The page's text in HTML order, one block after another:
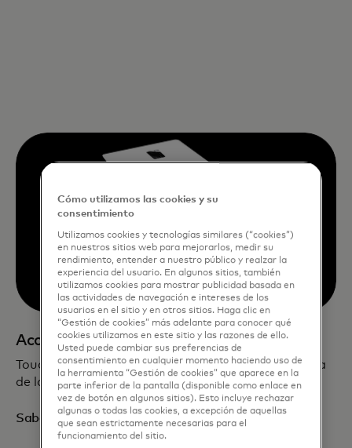
Accesible por diseño
Touch Card mejora la seguridad y la independencia
de las personas ciegas y con baja visión.
Saber más
Cómo utilizamos las cookies y su
consentimiento
Utilizamos cookies y tecnologías similares (“cookies”)
en nuestros sitios web para mejorarlos, medir su
rendimiento, entender a nuestro público y realzar la
experiencia del usuario. En algunos sitios, también
utilizamos cookies para mostrar publicidad basada en
las actividades de navegación e intereses de los
usuarios en el sitio y en otros sitios. Haga clic en
“Gestión de cookies” más adelante para conocer qué
cookies utilizamos en este sitio y las razones de ello.
Usted puede cambiar sus preferencias de
consentimiento en cualquier momento haciendo uso de
la herramienta “Gestión de cookies” que aparece en la
parte inferior de la pantalla (disponible como enlace en
vez de botón en algunos sitios). Esto incluye rechazar
algunas o todas las cookies, a excepción de aquellas
que sean estrictamente necesarias para el
funcionamiento del sitio.